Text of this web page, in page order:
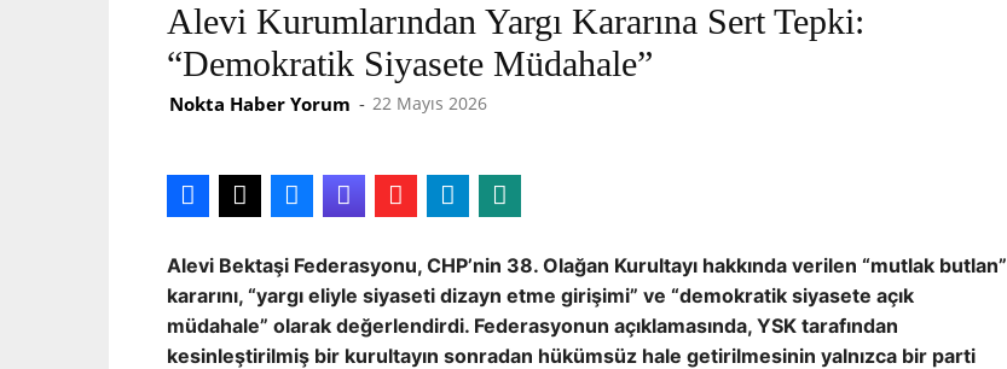
Alevi Kurumlarından Yargı Kararına Sert Tepki:
“Demokratik Siyasete Müdahale”
Nokta Haber Yorum - 22 Mayıs 2026
Alevi Bektaşi Federasyonu, CHP’nin 38. Olağan Kurultayı hakkında verilen “mutlak butlan”
kararını, “yargı eliyle siyaseti dizayn etme girişimi” ve “demokratik siyasete açık
müdahale” olarak değerlendirdi. Federasyonun açıklamasında, YSK tarafından
kesinleştirilmiş bir kurultayın sonradan hükümsüz hale getirilmesinin yalnızca bir parti